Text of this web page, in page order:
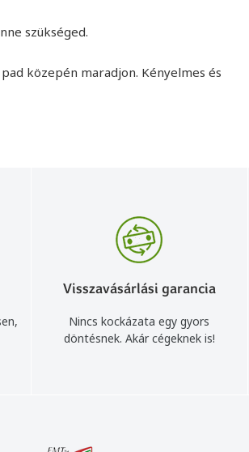
szükséged.
közepén maradjon. Kényelmes és
Visszavásárlási garancia
Nincs kockázata egy gyors
döntésnek. Akár cégeknek is!